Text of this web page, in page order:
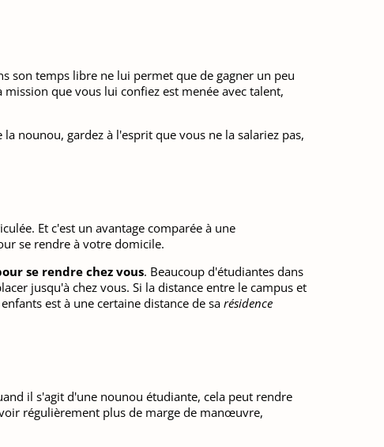
son temps libre ne lui permet que de gagner un peu
que vous lui confiez est menée avec talent,
nounou, gardez à l'esprit que vous ne la salariez pas,
Et c'est un avantage comparée à une
se rendre à votre domicile.
se rendre chez vous. Beaucoup d'étudiantes dans
jusqu'à chez vous. Si la distance entre le campus et
est à une certaine distance de sa résidence
il s'agit d'une nounou étudiante, cela peut rendre
régulièrement plus de marge de manœuvre,